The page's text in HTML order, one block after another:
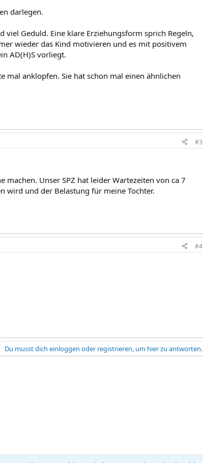
darlegen.
Geduld. Eine klare Erziehungsform sprich Regeln,
wieder das Kind motivieren und es mit positivem
AD(H)S vorliegt.
mal anklopfen. Sie hat schon mal einen ähnlichen
#3
Unser SPZ hat leider Wartezeiten von ca 7
wird und der Belastung für meine Tochter.
#4
Du musst dich einloggen oder registrieren, um hier zu antworten.